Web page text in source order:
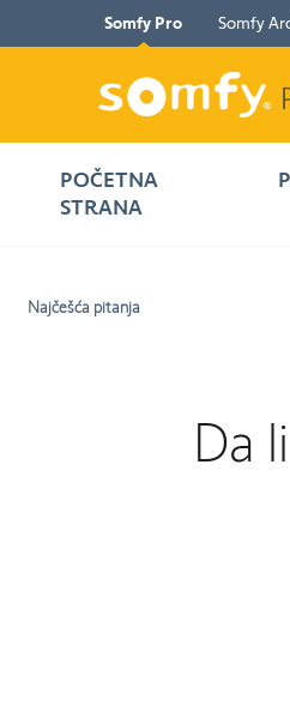
Somfy Pro Somfy
POČETNA
STRANA
Najčešća pitanja
Da